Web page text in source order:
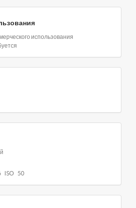
использования
ISO 50